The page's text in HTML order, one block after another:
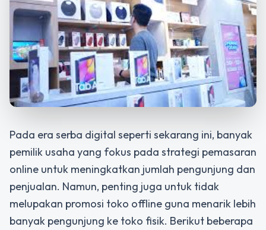
Pada era serba digital seperti sekarang ini, banyak
pemilik usaha yang fokus pada strategi pemasaran
online untuk meningkatkan jumlah pengunjung dan
penjualan. Namun, penting juga untuk tidak
melupakan promosi toko offline guna menarik lebih
banyak pengunjung ke toko fisik. Berikut beberapa